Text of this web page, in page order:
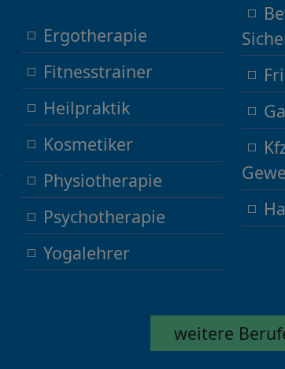
Ergotherapie
Fitnesstrainer
Heilpraktik
Kosmetiker
Physiotherapie
Psychotherapie
Yogalehrer
weitere